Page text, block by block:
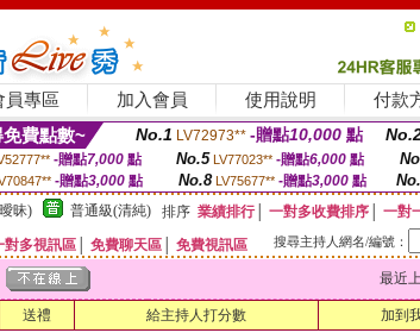
員專區 加入會員 使用說明 付款
費點數~ No.1 LV72973** -贈點10,000 點
-贈點7,000點 No.5 LV77023** -贈點6,000點
-贈點3,000 點 No.8 LV75677** -贈點3,000點
昧) 普通級(清純) 排序 業績排行│ 一對多收費排序
一對
對多視訊區 免費聊天區 免費視訊區 搜尋主持人網名/編號：
最近
送禮 給主持人打分數 加到